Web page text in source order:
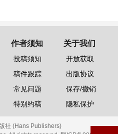
作者须知
投稿须知
稿件跟踪
常见问题
特别约稿
关于我们
开放获取
出版协议
保存/撤销
隐私保护
社 (Hans Publishers)